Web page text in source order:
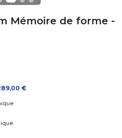
Mémoire de forme -
€